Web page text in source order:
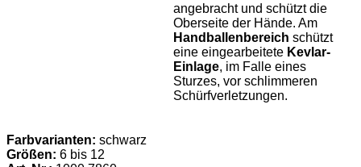
angebracht und schützt die
Oberseite der Hände. Am
Handballenbereich schützt
eine eingearbeitete Kevlar-
Einlage, im Falle eines
Sturzes, vor schlimmeren
Schürfverletzungen.
Farbvarianten: schwarz
Größen: 6 bis 12